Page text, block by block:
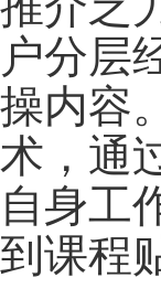
户分层
操内容
术，通
自身工
到课程